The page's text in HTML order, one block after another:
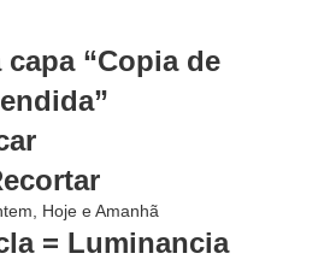
“Copia de
= Luminancia